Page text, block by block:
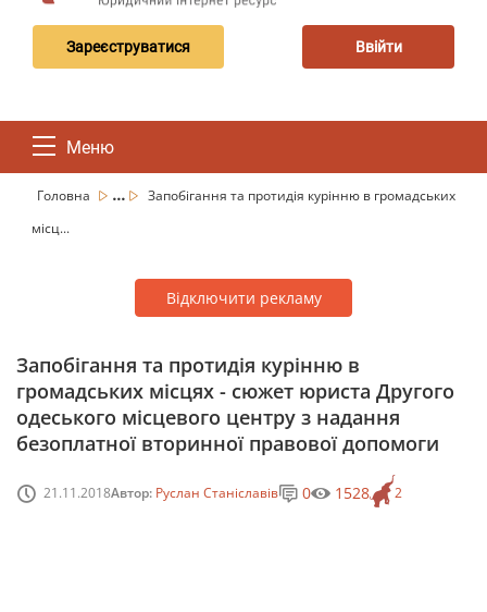
Зареєструватися Ввійти
Меню
Головна ...
Запобігання та протидія курінню в громадських
місц...
Відключити рекламу
Запобігання та протидія курінню в
громадських місцях - сюжет юриста Другого
одеського місцевого центру з надання
безоплатної вторинної правової допомоги
21.11.2018Автор: Руслан Станіславів 2
0 1528